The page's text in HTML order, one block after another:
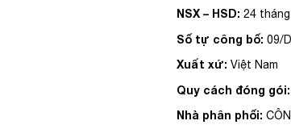
NSX – HSD: 24
Số tự công bố: 09/
Xuất xứ: Việt Nam
Quy cách đóng gói:
Nhà phân phối: